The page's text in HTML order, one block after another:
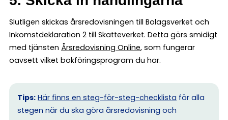
Slutligen skickas årsredovisningen till Bolagsverket och
Inkomstdeklaration 2 till Skatteverket. Detta görs smidigt
med tjänsten Årsredovisning Online, som fungerar
oavsett vilket bokföringsprogram du har.
Tips: Här finns en steg-för-steg-checklista för alla
stegen när du ska göra årsredovisning och